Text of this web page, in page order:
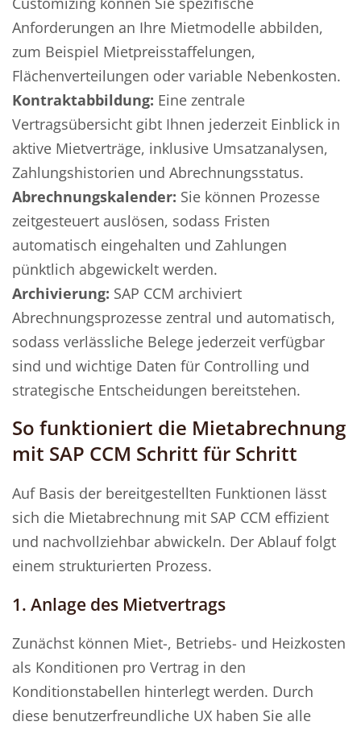
Anforderungen an Ihre Mietmodelle abbilden,
zum Beispiel Mietpreisstaffelungen,
Flächenverteilungen oder variable Nebenkosten.
Kontraktabbildung: Eine zentrale
Vertragsübersicht gibt Ihnen jederzeit Einblick in
aktive Mietverträge, inklusive Umsatzanalysen,
Zahlungshistorien und Abrechnungsstatus.
Abrechnungskalender: Sie können Prozesse
zeitgesteuert auslösen, sodass Fristen
automatisch eingehalten und Zahlungen
pünktlich abgewickelt werden.
Archivierung: SAP CCM archiviert
Abrechnungsprozesse zentral und automatisch,
sodass verlässliche Belege jederzeit verfügbar
sind und wichtige Daten für Controlling und
strategische Entscheidungen bereitstehen.
So funktioniert die Mietabrechnung
mit SAP CCM Schritt für Schritt
Auf Basis der bereitgestellten Funktionen lässt
sich die Mietabrechnung mit SAP CCM effizient
und nachvollziehbar abwickeln. Der Ablauf folgt
einem strukturierten Prozess.
1. Anlage des Mietvertrags
Zunächst können Miet-, Betriebs- und Heizkosten
als Konditionen pro Vertrag in den
Konditionstabellen hinterlegt werden. Durch
diese benutzerfreundliche UX haben Sie alle